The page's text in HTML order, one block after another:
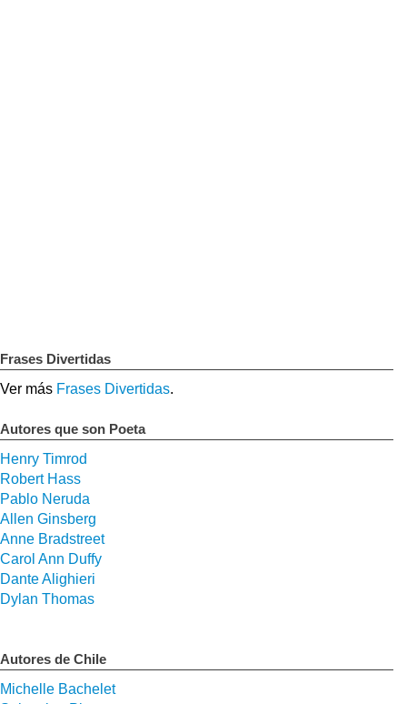
Frases Divertidas
Ver más Frases Divertidas.
Autores que son Poeta
Henry Timrod
Robert Hass
Pablo Neruda
Allen Ginsberg
Anne Bradstreet
Carol Ann Duffy
Dante Alighieri
Dylan Thomas
Autores de Chile
Michelle Bachelet